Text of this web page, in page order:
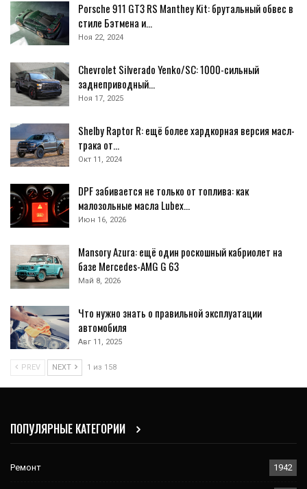
Porsche 911 GT3 RS Manthey Kit: брутальный обвес в
стиле Бэтмена и…
Ноя 22, 2024
Chevrolet Silverado Yenko/SC: 1000-сильный
заднеприводный…
Ноя 17, 2025
Shelby Raptor R: ещё более хардкорная версия масл-
трака от…
Окт 11, 2024
DPF забивается не только от топлива: как
малозольные масла Lubex…
Июн 16, 2026
Mansory Azura: ещё один роскошный кабриолет на
базе Mercedes-AMG G 63
Май 8, 2026
Что нужно знать о правильной эксплуатации
автомобиля
Авг 11, 2025
PREV NEXT 1 из 158
ПОПУЛЯРНЫЕ КАТЕГОРИИ
Ремонт 1942